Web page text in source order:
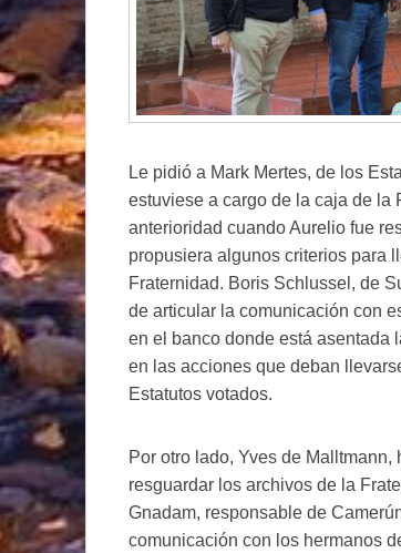
Le pidió a Mark Mertes, de los
estuviese a cargo de la caja de la
anterioridad cuando Aurelio fue
propusiera algunos criterios para
Fraternidad. Boris Schlussel, de
de articular la comunicación con
en el banco donde está asentada
en las acciones que deban
Estatutos votados.
Por otro lado, Yves de
resguardar los archivos de la
Gnadam, responsable de
comunicación con los hermanos